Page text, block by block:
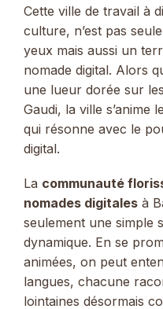
Cette ville de travail à
culture, n’est pas
yeux mais aussi un
nomade digital. Alors
une lueur dorée sur
Gaudi, la ville s’anime
qui résonne avec le
digital.
La communauté
nomades digitales à
seulement une simple
dynamique. En se
animées, on peut
langues, chacune
lointaines désormais